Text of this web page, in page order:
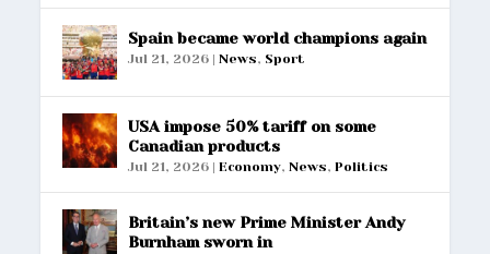
Spain became world champions again
Jul 21, 2026 |News, Sport
USA impose 50% tariff on some
Canadian products
Jul 21, 2026 |Economy,News,Politics
Britain’s new Prime Minister Andy
Burnham sworn in